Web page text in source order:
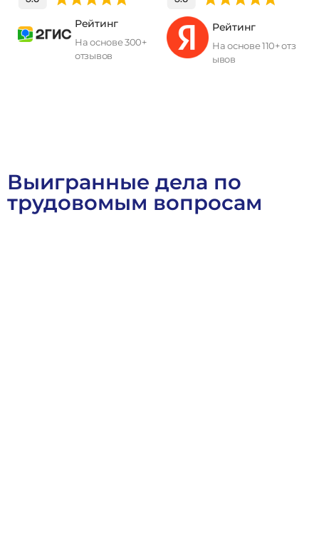
Рейтинг
На основе 300+
отзывов
Рейтинг
На основе 110+ отз
ывов
Выигранные дела по
трудовомым вопросам